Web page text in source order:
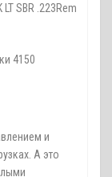
SBR .223Rem
4150
и
А это